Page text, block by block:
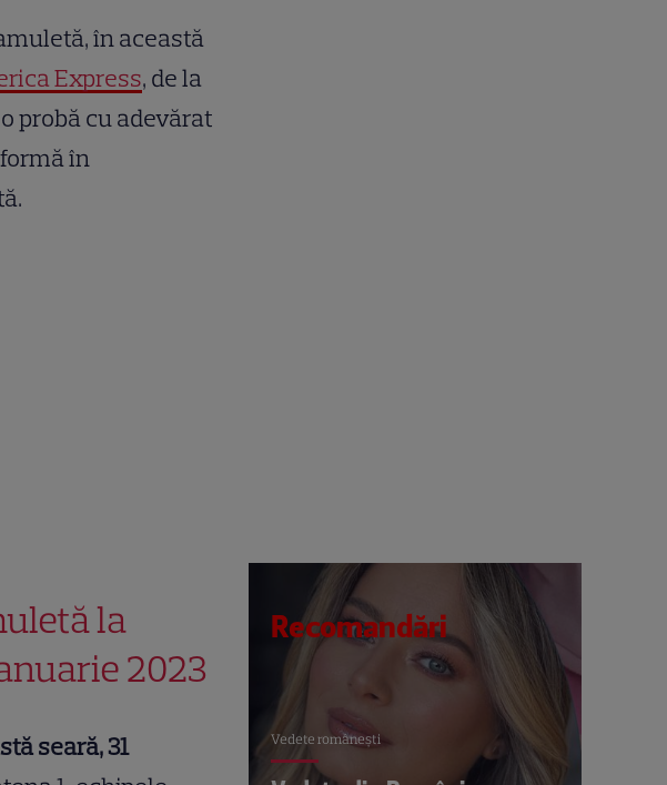
în această
Express, de la
probă cu adevărat
în
la
2023
seară, 31
Recomandări
Vedete româneşti